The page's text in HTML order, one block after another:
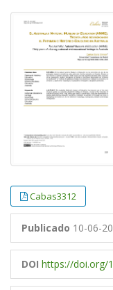
Cabas3312
Publicado 10-06-
DOI https://doi.org/